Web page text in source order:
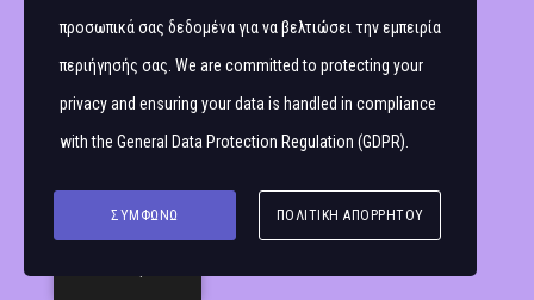
προσωπικά σας δεδομένα για να βελτιώσει την εμπειρία
περιήγησής σας. We are committed to protecting your
privacy and ensuring your data is handled in compliance
with the General Data Protection Regulation (GDPR)
ΣΥΜΦΩΝΏ ΠΟΛΙΤΙΚΉ ΑΠΟΡΡΉΤΟΥ